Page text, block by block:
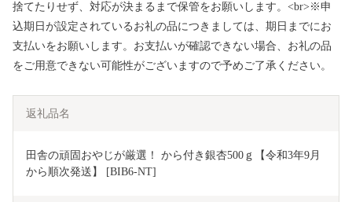
捨てたりせず、対応が決まるまで保管をお願いします。<br>※申
込期日が設定されているお礼の品につきましては、期日までにお
支払いをお願いします。お支払いが確認できない場合、お礼の品
をご用意できない可能性がございますので予めご了承ください。
返礼品名
田舎の頑固おやじが厳選！ から付き銀杏500ｇ【令和3年9月
から順次発送】 [BIB6-NT]